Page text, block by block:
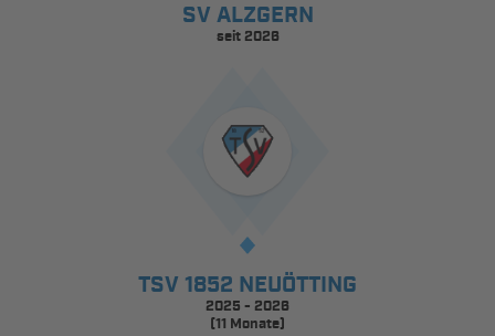
SV ALZGERN
seit 2026
TSV 1852 NEUÖTTING
2025 - 2026
(11 Monate)